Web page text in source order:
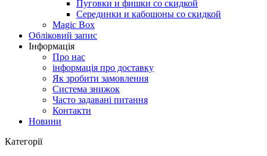
Пуговки и фишки со скидкой
Серединки и кабошоны со скидкой
Magic Box
Обліковий запис
Інформація
Про нас
інформація про доставку
Як зробити замовлення
Система знижок
Часто задавані питання
Контакти
Новини
Категорії